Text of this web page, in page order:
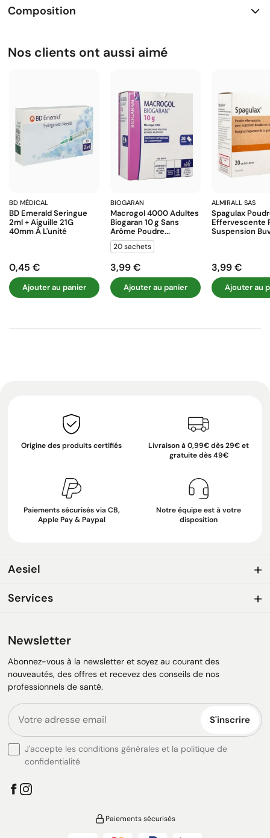
Composition
Nos clients ont aussi aimé
BD MÉDICAL
BD Emerald Seringue
2ml + Aiguille 21G
40mm À L'unité
Prix
0,45 €
Ajouter au panier
BIOGARAN
Macrogol 4000 Adultes
Biogaran 10 G Sans
Arôme Poudre...
20 sachets
Prix
3,99 €
Ajouter au panier
ALMIRALL SAS
Spagulax
Effervescente
Suspension
Prix
3,99 €
Ajouter au
Origine des produits certifiés
Livraison à 0,99€ dès 29€ et
gratuite dès 49€
Paiements sécurisés via CB,
Apple Pay & Paypal
Notre équipe est à votre
disposition
Aesiel
Services
Newsletter
Abonnez-vous à la newsletter et soyez au courant des
nouveautés, des offres et recevez des conseils de nos
professionnels de santé.
S'inscrire
J'accepte les conditions générales et la politique de
confidentialité
Paiements sécurisés